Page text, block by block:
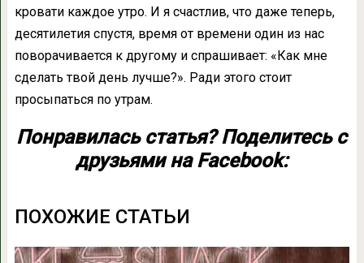
кровати каждое утро. И я счастлив, что даже теперь,
десятилетия спустя, время от времени один из нас
поворачивается к другому и спрашивает: «Как мне
сделать твой день лучше?». Ради этого стоит
просыпаться по утрам.
Понравилась статья? Поделитесь с
друзьями на Facebook:
ПОХОЖИЕ СТАТЬИ